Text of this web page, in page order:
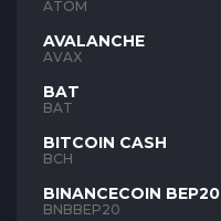
ATOM
AVALANCHE
AVAX
BAT
BAT
BITCOIN CASH
BCH
BINANCECOIN BEP20
BNB
BNBBEP20